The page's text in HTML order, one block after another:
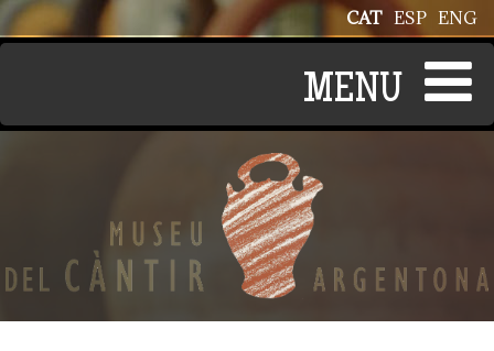
Vés al contingut ENG
ESP
CAT